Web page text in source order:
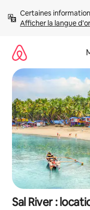
directement
Afficher la langue
Sal River :